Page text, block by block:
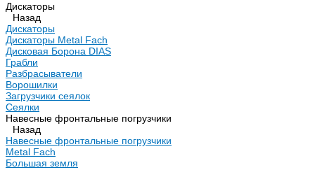
Дискаторы
Назад
Дискаторы
Дискаторы Metal Fach
Дисковая Борона DIAS
Грабли
Разбрасыватели
Ворошилки
Загрузчики сеялок
Сеялки
Навесные фронтальные погрузчики
Назад
Навесные фронтальные погрузчики
Metal Fach
Большая земля